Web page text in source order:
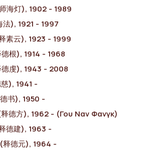
海灯), 1902 - 1989
), 1921 - 1997
素云), 1923 - 1999
根), 1914 - 1968
德虔), 1943 - 2008
), 1941 -
书), 1950 -
德方), 1962 - (Γου Ναν Φανγκ)
德建), 1963 -
释德元), 1964 -